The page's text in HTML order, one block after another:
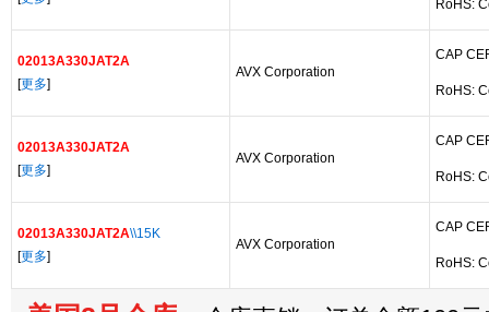
RoHS:
02013A330JAT2A
[更多]
AVX Corporation
CAP
RoHS:
02013A330JAT2A
[更多]
AVX Corporation
CAP
RoHS:
02013A330JAT2A\\15K
[更多]
AVX Corporation
CAP
RoHS: